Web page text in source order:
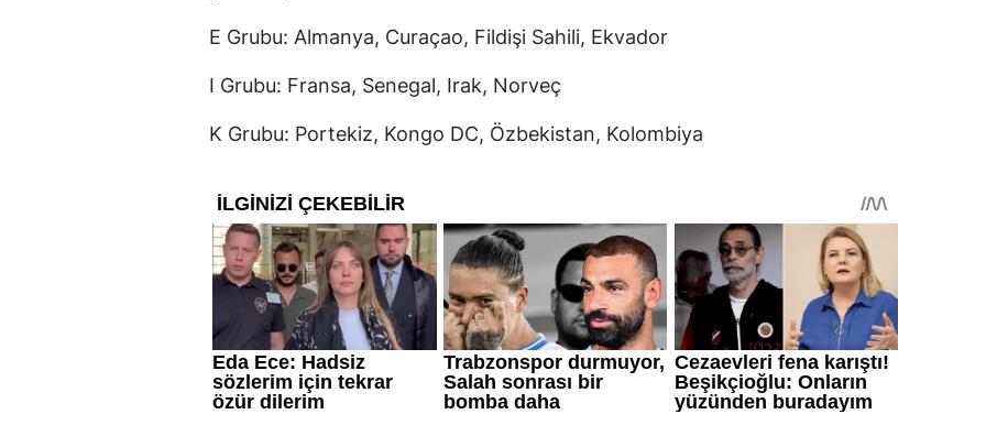
E Grubu: Almanya, Curaçao, Fildişi Sahili, Ekvador
I Grubu: Fransa, Senegal, Irak, Norveç
K Grubu: Portekiz, Kongo DC, Özbekistan, Kolombiya